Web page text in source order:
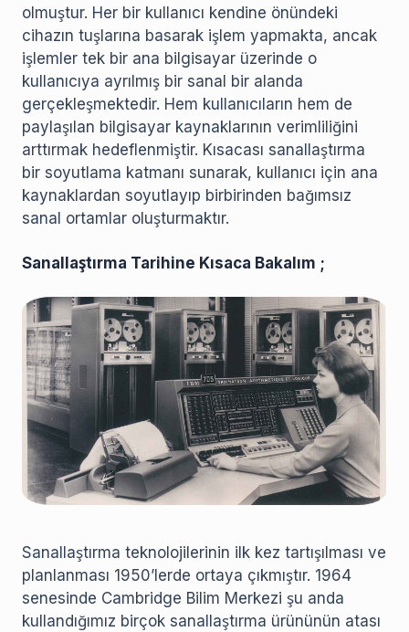
olmuştur. Her bir kullanıcı kendine önündeki
cihazın tuşlarına basarak işlem yapmakta, ancak
işlemler tek bir ana bilgisayar üzerinde o
kullanıcıya ayrılmış bir sanal bir alanda
gerçekleşmektedir. Hem kullanıcıların hem de
paylaşılan bilgisayar kaynaklarının verimliliğini
arttırmak hedeflenmiştir. Kısacası sanallaştırma
bir soyutlama katmanı sunarak, kullanıcı için ana
kaynaklardan soyutlayıp birbirinden bağımsız
sanal ortamlar oluşturmaktır.
Sanallaştırma Tarihine Kısaca Bakalım ;
Sanallaştırma teknolojilerinin ilk kez tartışılması ve
planlanması 1950’lerde ortaya çıkmıştır. 1964
senesinde Cambridge Bilim Merkezi şu anda
kullandığımız birçok sanallaştırma ürününün atası